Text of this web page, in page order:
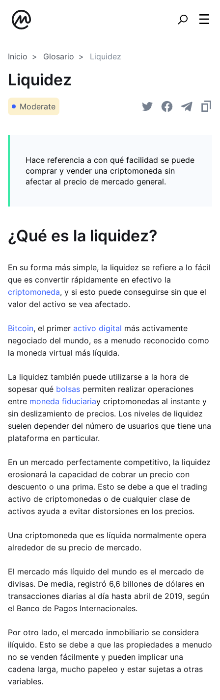
Inicio Glosario Liquidez
Liquidez
Moderate
Hace referencia a con qué facilidad se puede
comprar y vender una criptomoneda sin
afectar al precio de mercado general.
¿Qué es la liquidez?
En su forma más simple, la liquidez se refiere a lo fácil
que es convertir rápidamente en efectivo la
criptomoneda, y si esto puede conseguirse sin que el
valor del activo se vea afectado.
Bitcoin, el primer activo digital más activamente
negociado del mundo, es a menudo reconocido como
la moneda virtual más líquida.
La liquidez también puede utilizarse a la hora de
sopesar qué bolsas permiten realizar operaciones
entre moneda fiduciariay criptomonedas al instante y
sin deslizamiento de precios. Los niveles de liquidez
suelen depender del número de usuarios que tiene una
plataforma en particular.
En un mercado perfectamente competitivo, la liquidez
erosionará la capacidad de cobrar un precio con
descuento o una prima. Esto se debe a que el trading
activo de criptomonedas o de cualquier clase de
activos ayuda a evitar distorsiones en los precios.
Una criptomoneda que es líquida normalmente opera
alrededor de su precio de mercado.
El mercado más líquido del mundo es el mercado de
divisas. De media, registró 6,6 billones de dólares en
transacciones diarias al día hasta abril de 2019, según
el Banco de Pagos Internacionales.
Por otro lado, el mercado inmobiliario se considera
ilíquido. Esto se debe a que las propiedades a menudo
no se venden fácilmente y pueden implicar una
cadena larga, mucho papeleo y estar sujetas a otras
variables.